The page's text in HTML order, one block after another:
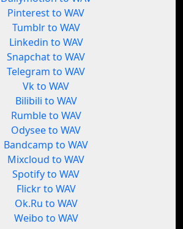
Pinterest to WAV
Tumblr to WAV
Linkedin to WAV
Snapchat to WAV
Telegram to WAV
Vk to WAV
Bilibili to WAV
Rumble to WAV
Odysee to WAV
Bandcamp to WAV
Mixcloud to WAV
Spotify to WAV
Flickr to WAV
Ok.Ru to WAV
Weibo to WAV